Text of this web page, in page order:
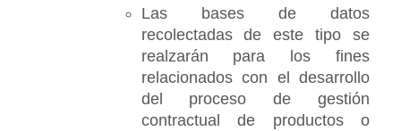
Las bases de datos
recolectadas de este tipo se
realzarán para los fines
relacionados con el desarrollo
del proceso de gestión
contractual de productos o